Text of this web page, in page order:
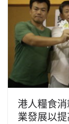
港人糧食
業發展以